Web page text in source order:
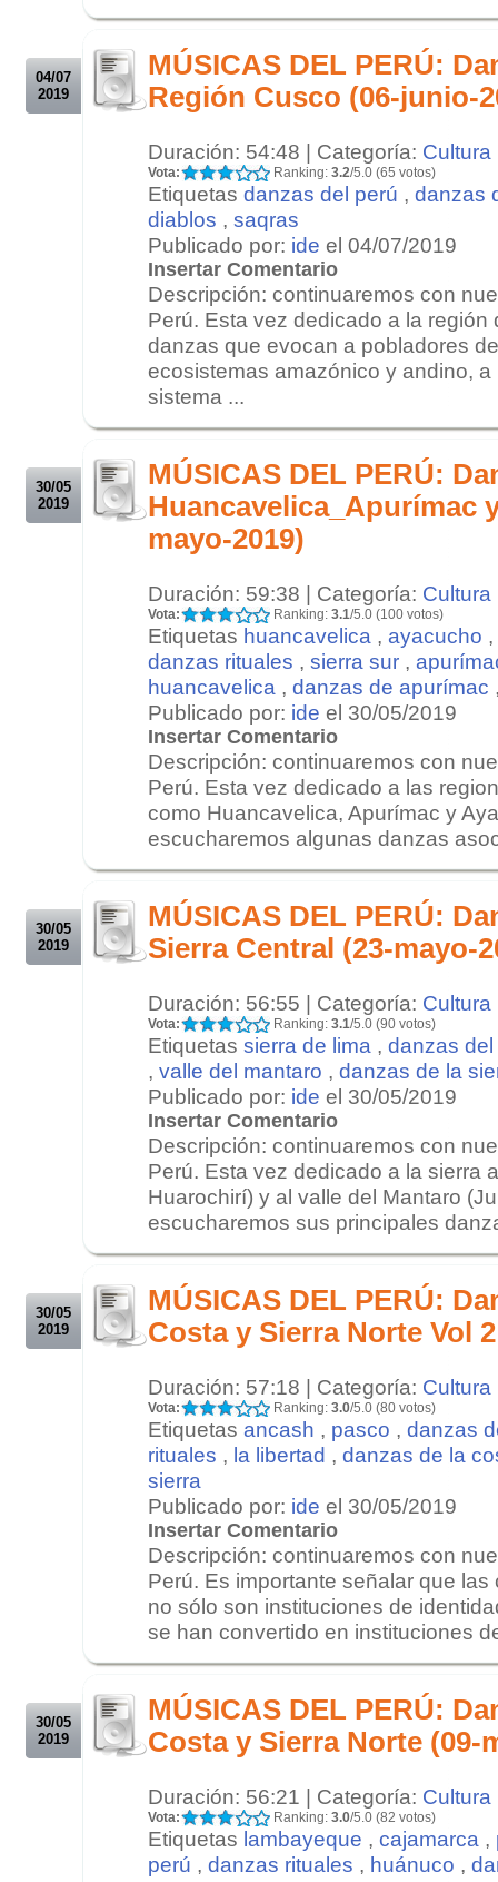
04/07
2019
MÚSICAS DEL PERÚ:
Región Cusco (06-junio-
Duración: 54:48 | Categoría: Cultura
Vota: Ranking: 3.2/5.0 (65 votos)
Etiquetas danzas del perú , danzas
diablos , saqras
Publicado por: ide el 04/07/2019
Insertar Comentario
Descripción: continuaremos con
Perú. Esta vez dedicado a la región
danzas que evocan a pobladores
ecosistemas amazónico y andino,
sistema ...
30/05
2019
MÚSICAS DEL PERÚ:
Huancavelica_Apurímac
mayo-2019)
Duración: 59:38 | Categoría: Cultura
Vota: Ranking: 3.1/5.0 (100 votos)
Etiquetas huancavelica , ayacucho ,
danzas rituales , sierra sur ,
huancavelica , danzas de apurímac
Publicado por: ide el 30/05/2019
Insertar Comentario
Descripción: continuaremos con
Perú. Esta vez dedicado a las
como Huancavelica, Apurímac y
escucharemos algunas danzas
30/05
2019
MÚSICAS DEL PERÚ:
Sierra Central (23-mayo-
Duración: 56:55 | Categoría: Cultura
Vota: Ranking: 3.1/5.0 (90 votos)
Etiquetas sierra de lima , danzas del
, valle del mantaro , danzas de la
Publicado por: ide el 30/05/2019
Insertar Comentario
Descripción: continuaremos con
Perú. Esta vez dedicado a la sierra
Huarochirí) y al valle del Mantaro
escucharemos sus principales
30/05
2019
MÚSICAS DEL PERÚ:
Costa y Sierra Norte Vol
Duración: 57:18 | Categoría: Cultura
Vota: Ranking: 3.0/5.0 (80 votos)
Etiquetas ancash , pasco , danzas
rituales , la libertad , danzas de la
sierra
Publicado por: ide el 30/05/2019
Insertar Comentario
Descripción: continuaremos con
Perú. Es importante señalar que
no sólo son instituciones de
se han convertido en instituciones
30/05
2019
MÚSICAS DEL PERÚ:
Costa y Sierra Norte (09-
Duración: 56:21 | Categoría: Cultura
Vota: Ranking: 3.0/5.0 (82 votos)
Etiquetas lambayeque , cajamarca ,
perú , danzas rituales , huánuco ,